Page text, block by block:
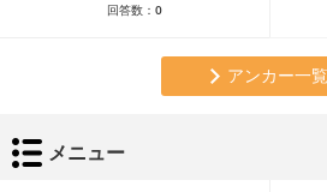
回答数： 0
アンカー一覧
メニュー